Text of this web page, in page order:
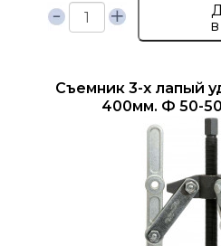
Съемник 3-х лапый
400мм. Ф 50-